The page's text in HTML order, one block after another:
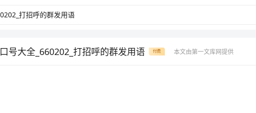
口号大全_660202_打招呼的群发用语 付费 本文由第一文库网提供